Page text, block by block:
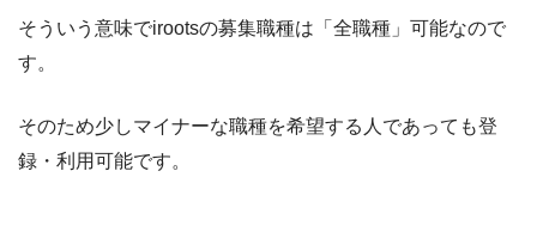
そういう意味でirootsの募集職種は「全職種」可能なので
す。
そのため少しマイナーな職種を希望する人であっても登
録・利用可能です。